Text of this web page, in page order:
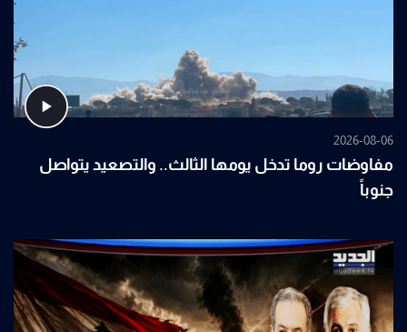
2026-08-06
مفاوضات روما تدخل يومها الثالث.. والتصعيد يتواصل
جنوباً